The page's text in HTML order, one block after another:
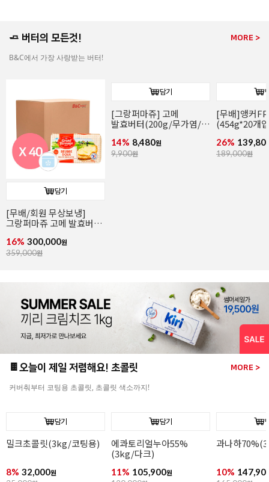
🧈 버터의 모든것! MORE >
B&C에서 가장 사랑받는 버터!
[무배]앵커FP 락틱버터
(454g*20개입/발효버터)
26% 139,800원
189,000원
담기
앵커FP락틱버터(454g/
발효버터)
21% 6,990원
8,900원
🍫오늘이 제일 저렴해요! 초콜릿 MORE >
커버춰부터 코팅용 초콜릿, 초콜릿 색소까지!
담기
과나하70%(3kg/다크)
10% 147,900
담기
이보아르35%(3kg/
화이트)
9% 149,900원
오팔리스
13%